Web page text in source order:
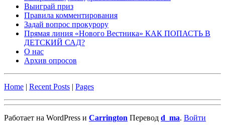
Выиграй приз
Правила комментирования
Задай вопрос прокурору
Прямая линия «Нового Вестника» КАК ПОПАСТЬ В
ДЕТСКИЙ САД?
О нас
Архив опросов
Home | Recent Posts | Pages
Работает на WordPress и Carrington Перевод d_ma. Войти